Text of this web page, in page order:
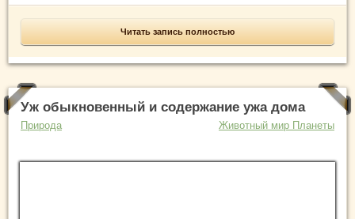
Читать запись полностью
Уж обыкновенный и содержание ужа дома
Природа Животный мир Планеты